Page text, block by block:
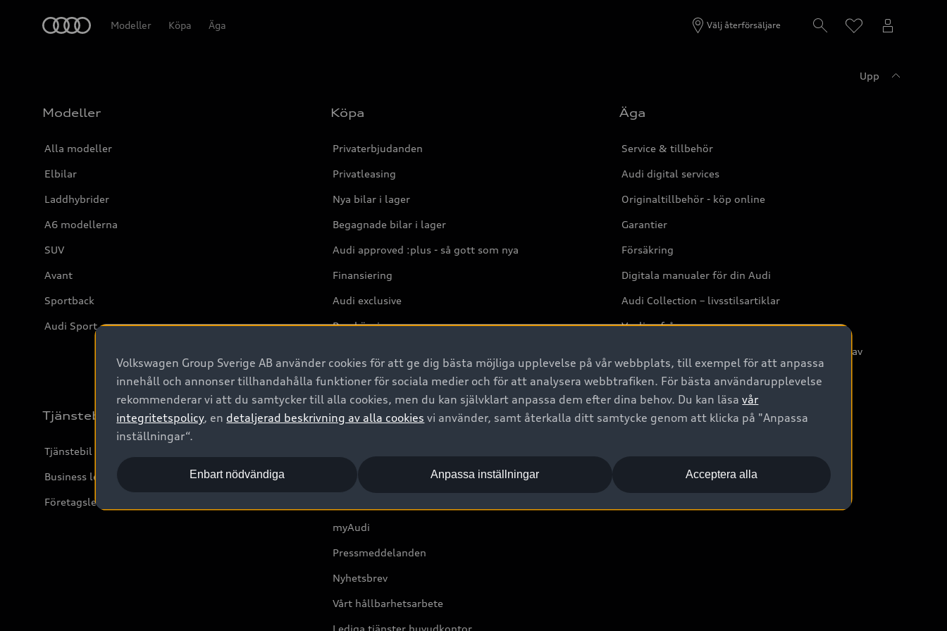
Modeller Köpa Äga Välj återförsäljare
Upp
Modeller
Alla modeller
Elbilar
Laddhybrider
A6 modellerna
SUV
Avant
Sportback
Audi Sport
Köpa
Privaterbjudanden
Privatleasing
Nya bilar i lager
Begagnade bilar i lager
Audi approved :plus - så gott som nya
Finansiering
Audi exclusive
Provkörning
Äga
Service & tillbehör
Audi digital services
Originaltillbehör - köp online
Garantier
Försäkring
Digitala manualer för din Audi
Audi Collection – livsstilsartiklar
Vanliga frågor
2G/3G nätet stängs ned - Hur påverkas min bil av
detta?
Tjänstebil
Tjänstebil
Business lease online
Företagsleasing
Om Audi Sverige
Boka Service online
myAudi
Pressmeddelanden
Nyhetsbrev
Vårt hållbarhetsarbete
Lediga tjänster huvudkontor
Volkswagen Group Sverige AB använder cookies för att ge dig bästa möjliga upplevelse på vår webbplats, till exempel för att anpassa
innehåll och annonser tillhandahålla funktioner för sociala medier och för att analysera webbtrafiken. För bästa användarupplevelse
rekommenderar vi att du samtycker till alla cookies, men du kan självklart anpassa dem efter dina behov. Du kan läsavår
integritetspolicy, en detaljerad beskrivning av alla cookies vi använder, samt återkalla ditt samtycke genom att klicka på "Anpassa
inställningar“.
Acceptera alla
Enbart nödvändiga Anpassa inställningar